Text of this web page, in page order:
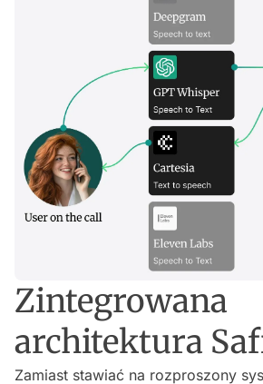
Zintegrowana
architektura
Zamiast stawiać na rozproszony